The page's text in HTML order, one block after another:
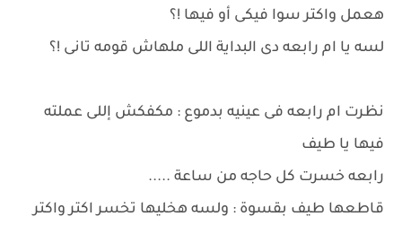
هعمل واكتر سوا فيكى أو فيها !؟
لسه يا ام رابعه دى البداية اللى ملهاش قومه تانى !؟
نظرت ام رابعه فى عينيه بدموع : مكفكش إللى عملته
فيها يا طيف
رابعه خسرت كل حاجه من ساعة .....
قاطعها طيف بقسوة : ولسه هخليها تخسر اكتر واكتر